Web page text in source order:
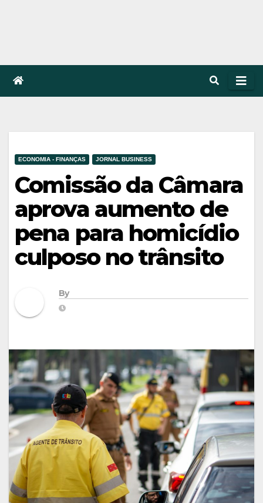
ECONOMIA - FINANÇAS JORNAL BUSINESS
Comissão da Câmara
aprova aumento de
pena para homicídio
culposo no trânsito
By